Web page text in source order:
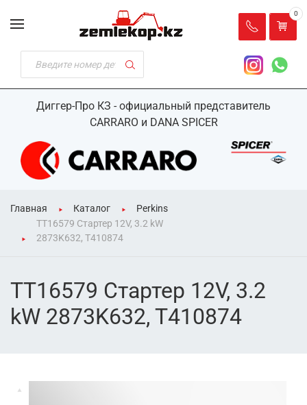
Диггер-Про КЗ - официальный представитель
CARRARO и DANA SPICER
0
Главная Каталог
Perkins
TT16579 Стартер 12V, 3.2 kW
2873K632, T410874
TT16579 Стартер 12V, 3.2
kW 2873K632, T410874